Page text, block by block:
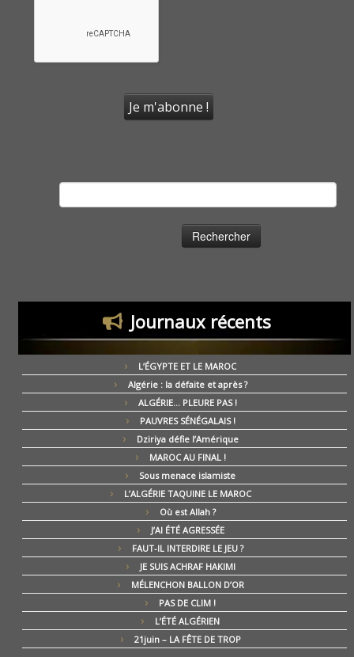
Journaux récents
L’ÉGYPTE ET LE MAROC
Algérie : la défaite et après ?
ALGÉRIE… PLEURE PAS !
PAUVRES SÉNÉGALAIS !
Dziriya défie l’Amérique
MAROC AU FINAL !
Sous menace islamiste
L’ALGÉRIE TAQUINE LE MAROC
Où est Allah ?
J’AI ÉTÉ AGRESSÉE
FAUT-IL INTERDIRE LE JEU ?
JE SUIS ACHRAF HAKIMI
MÉLENCHON BALLON D’OR
PAS DE CLIM !
L’ÉTÉ ALGÉRIEN
21juin – LA FÊTE DE TROP